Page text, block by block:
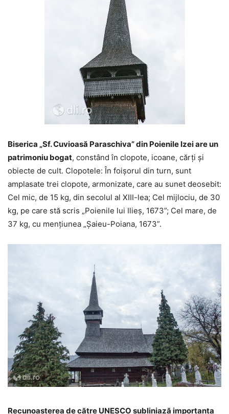
Biserica „Sf. Cuvioasă Paraschiva” din Poienile Izei are un
patrimoniu bogat, constând în clopote, icoane, cărți și
obiecte de cult. Clopotele: În foișorul din turn, sunt
amplasate trei clopote, armonizate, care au sunet deosebit:
Cel mic, de 15 kg, din secolul al XIII-lea; Cel mijlociu, de 30
kg, pe care stă scris „Poienile lui Ilieș, 1673”; Cel mare, de
37 kg, cu mențiunea „Șaieu-Poiana, 1673”.
Recunoașterea de către UNESCO subliniază importanța